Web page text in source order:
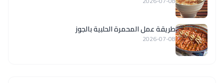
طريقة عمل المحمرة الحلبية بالجوز
2026-07-08